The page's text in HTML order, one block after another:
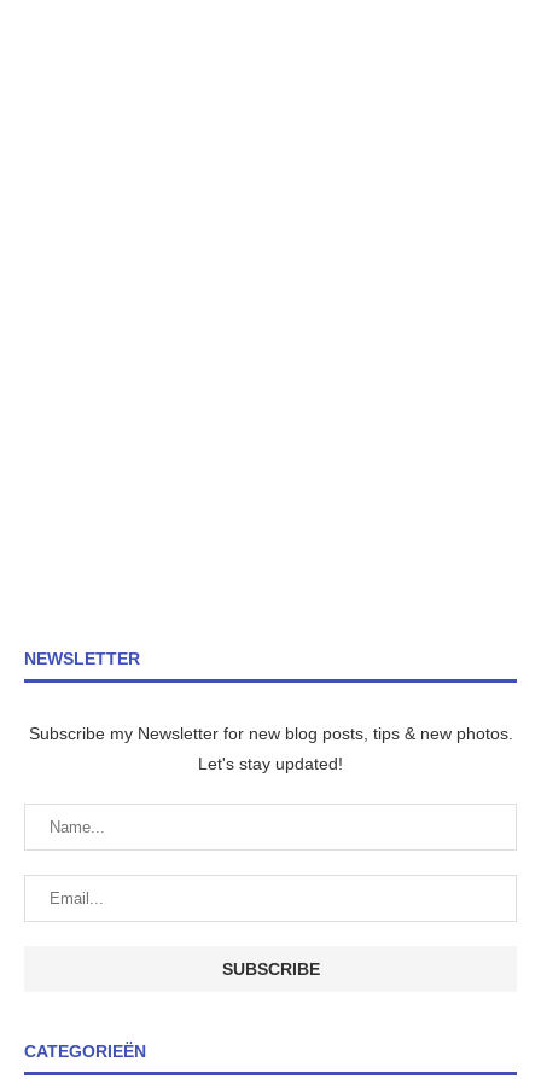
NEWSLETTER
Subscribe my Newsletter for new blog posts, tips & new photos.
Let's stay updated!
CATEGORIEËN